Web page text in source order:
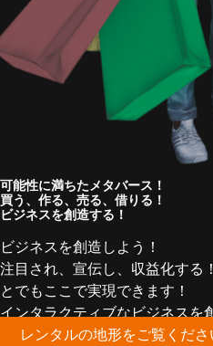
可能性に満ちたメタバース！
買う、作る、売る、借りる！
ビジネスを創造する！
ビジネスを創造しよう！
注目され、宣伝し、収益化する
とでもここで実現できます！
インタラクティブなビジネスを
レンタルの地形をご覧くださ